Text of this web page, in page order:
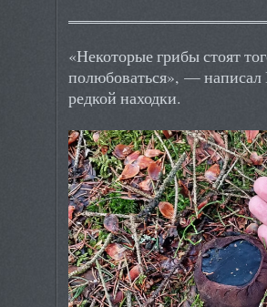
«Некоторые грибы стоят
полюбоваться», —
редкой находки.